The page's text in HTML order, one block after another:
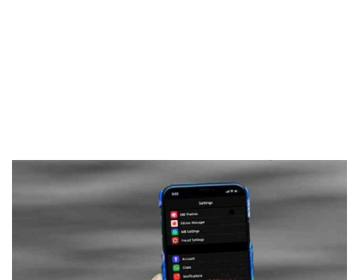
Frankenstein45.Com